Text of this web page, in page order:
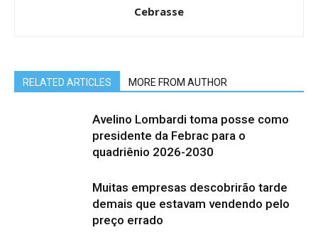
Cebrasse
RELATED ARTICLES MORE FROM AUTHOR
Avelino Lombardi toma posse como
presidente da Febrac para o
quadriênio 2026-2030
Muitas empresas descobrirão tarde
demais que estavam vendendo pelo
preço errado